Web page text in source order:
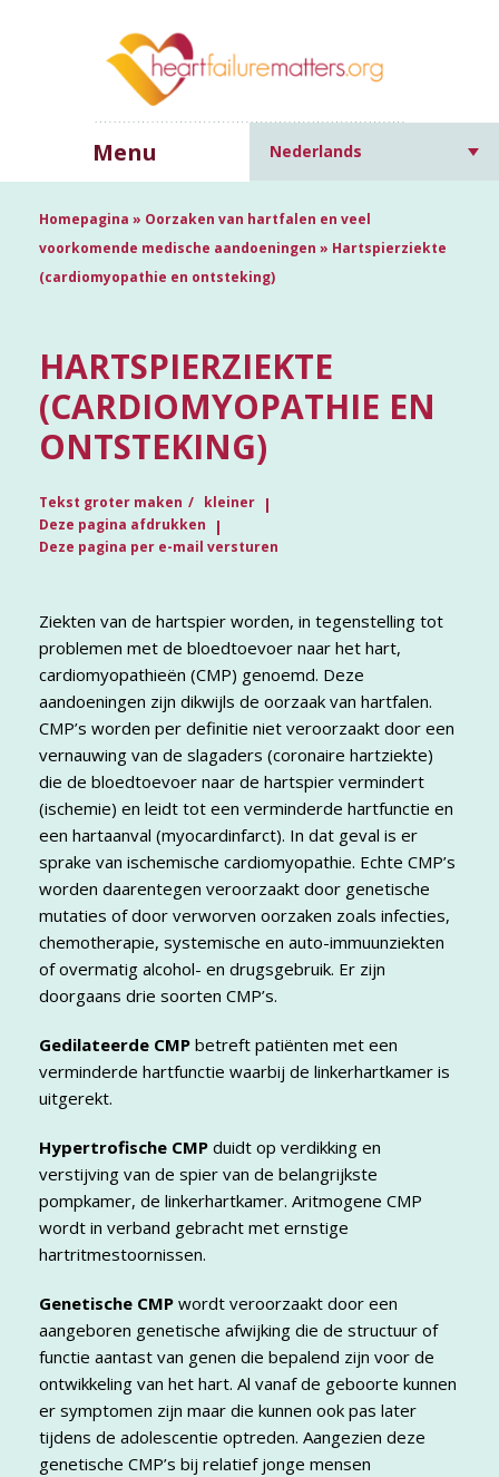
Menu Nederlands
Homepagina » Oorzaken van hartfalen en veel
voorkomende medische aandoeningen » Hartspierziekte
(cardiomyopathie en ontsteking)
HARTSPIERZIEKTE
(CARDIOMYOPATHIE EN
ONTSTEKING)
Tekst groter maken
kleiner
Deze pagina afdrukken
Deze pagina per e-mail versturen
Ziekten van de hartspier worden, in tegenstelling tot
problemen met de bloedtoevoer naar het hart,
cardiomyopathieën (CMP) genoemd. Deze
aandoeningen zijn dikwijls de oorzaak van hartfalen.
CMP’s worden per definitie niet veroorzaakt door een
vernauwing van de slagaders (coronaire hartziekte)
die de bloedtoevoer naar de hartspier vermindert
(ischemie) en leidt tot een verminderde hartfunctie en
een hartaanval (myocardinfarct). In dat geval is er
sprake van ischemische cardiomyopathie. Echte CMP’s
worden daarentegen veroorzaakt door genetische
mutaties of door verworven oorzaken zoals infecties,
chemotherapie, systemische en auto-immuunziekten
of overmatig alcohol- en drugsgebruik. Er zijn
doorgaans drie soorten CMP’s.
Gedilateerde CMP betreft patiënten met een
verminderde hartfunctie waarbij de linkerhartkamer is
uitgerekt.
Hypertrofische CMP duidt op verdikking en
verstijving van de spier van de belangrijkste
pompkamer, de linkerhartkamer. Aritmogene CMP
wordt in verband gebracht met ernstige
hartritmestoornissen.
Genetische CMP wordt veroorzaakt door een
aangeboren genetische afwijking die de structuur of
functie aantast van genen die bepalend zijn voor de
ontwikkeling van het hart. Al vanaf de geboorte kunnen
er symptomen zijn maar die kunnen ook pas later
tijdens de adolescentie optreden. Aangezien deze
genetische CMP’s bij relatief jonge mensen